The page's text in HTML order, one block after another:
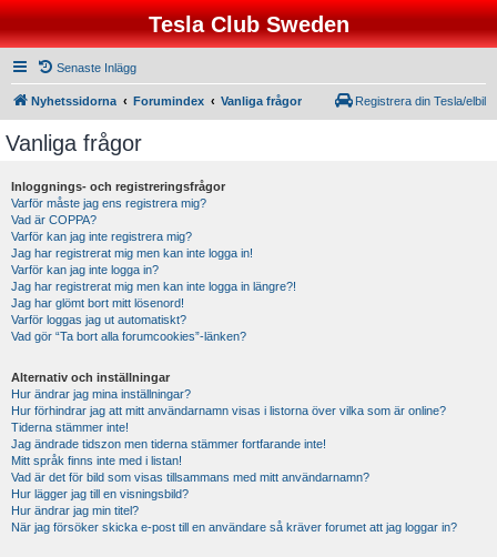
Tesla Club Sweden
Senaste Inlägg
Nyhetssidorna Forumindex Vanliga frågor Registrera din Tesla/elbil
Vanliga frågor
Inloggnings- och registreringsfrågor
Varför måste jag ens registrera mig?
Vad är COPPA?
Varför kan jag inte registrera mig?
Jag har registrerat mig men kan inte logga in!
Varför kan jag inte logga in?
Jag har registrerat mig men kan inte logga in längre?!
Jag har glömt bort mitt lösenord!
Varför loggas jag ut automatiskt?
Vad gör “Ta bort alla forumcookies”-länken?
Alternativ och inställningar
Hur ändrar jag mina inställningar?
Hur förhindrar jag att mitt användarnamn visas i listorna över vilka som är online?
Tiderna stämmer inte!
Jag ändrade tidszon men tiderna stämmer fortfarande inte!
Mitt språk finns inte med i listan!
Vad är det för bild som visas tillsammans med mitt användarnamn?
Hur lägger jag till en visningsbild?
Hur ändrar jag min titel?
När jag försöker skicka e-post till en användare så kräver forumet att jag loggar in?